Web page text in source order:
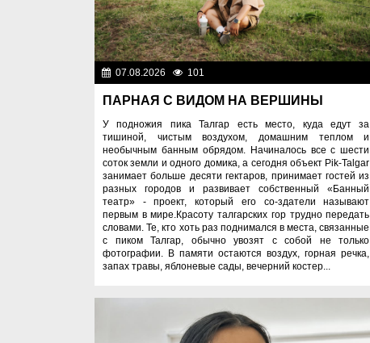
07.08.2026 101
ПАРНАЯ С ВИДОМ НА ВЕРШИНЫ
У подножия пика Талгар есть место, куда едут за
тишиной, чистым воздухом, домашним теплом и
необычным банным обрядом. Начиналось все с шести
соток земли и одного домика, а сегодня объект Pik-Talgar
занимает больше десяти гектаров, принимает гостей из
разных городов и развивает собственный «Банный
театр» - проект, который его со-здатели называют
первым в мире.Красоту талгарских гор трудно передать
словами. Те, кто хоть раз поднимался в места, связанные
с пиком Талгар, обычно увозят с собой не только
фотографии. В памяти остаются воздух, горная речка,
запах травы, яблоневые сады, вечерний костер...